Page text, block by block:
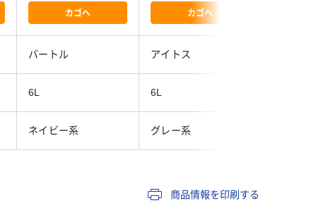
カゴへ カゴへ
バートル アイトス
6L 6L
ネイビー系 グレー系
商品情報を印刷する